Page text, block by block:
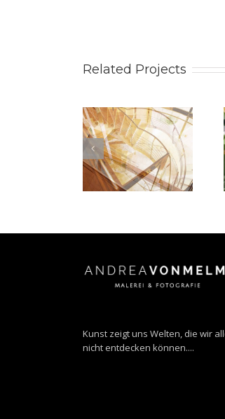
Related Projects
Streetsofparis
Kunst zeigt uns Welten, die wir
nicht entdecken können....